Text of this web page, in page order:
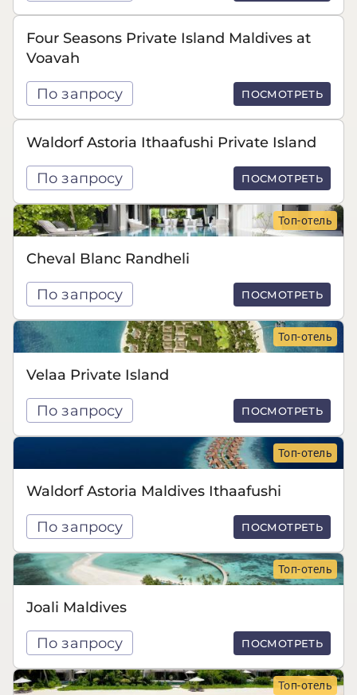
Four Seasons Private Island Maldives at
Voavah
По запросу ПОСМОТРЕТЬ
Waldorf Astoria Ithaafushi Private Island
По запросу ПОСМОТРЕТЬ
Топ-отель
Cheval Blanc Randheli
По запросу ПОСМОТРЕТЬ
Топ-отель
Velaa Private Island
По запросу ПОСМОТРЕТЬ
Топ-отель
Waldorf Astoria Maldives Ithaafushi
По запросу ПОСМОТРЕТЬ
Топ-отель
Joali Maldives
По запросу ПОСМОТРЕТЬ
Топ-отель